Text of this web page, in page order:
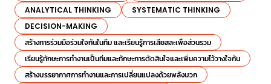
ANALYTICAL THINKING
SYSTEMATIC THINKING
DECISION-MAKING
สร้างการร่วมมือร่วมใจกันในทีม และเรียนรู้การเสียสละเพื่อส่วนรวม
เรียนรู้ทักษะการทำงานเป็นทีมและทักษะการตัดสินใจและเพิ่มความไว้วางใจกัน
สร้างบรรยากาศการทำงานและการเปลี่ยนแปลงด้วยพลังบวก